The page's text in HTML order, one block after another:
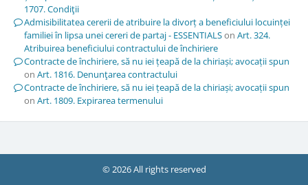
1707. Condiţii
Admisibilitatea cererii de atribuire la divorț a beneficiului locuinței
familiei în lipsa unei cereri de partaj - ESSENTIALSon Art. 324.
Atribuirea beneficiului contractului de închiriere
Contracte de închiriere, să nu iei țeapă de la chiriași; avocații spun
on Art. 1816. Denunţarea contractului
Contracte de închiriere, să nu iei țeapă de la chiriași; avocații spun
on Art. 1809. Expirarea termenului
© 2026 All rights reserved